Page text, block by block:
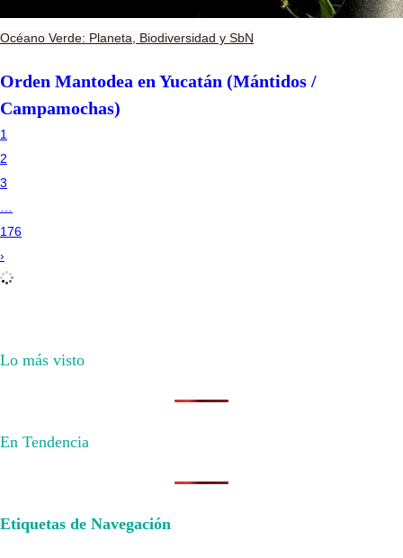
Océano Verde: Planeta, Biodiversidad y SbN
Orden Mantodea en Yucatán (Mántidos /
Campamochas)
1
2
3
176
›
Lo más visto
En Tendencia
Etiquetas de Navegación